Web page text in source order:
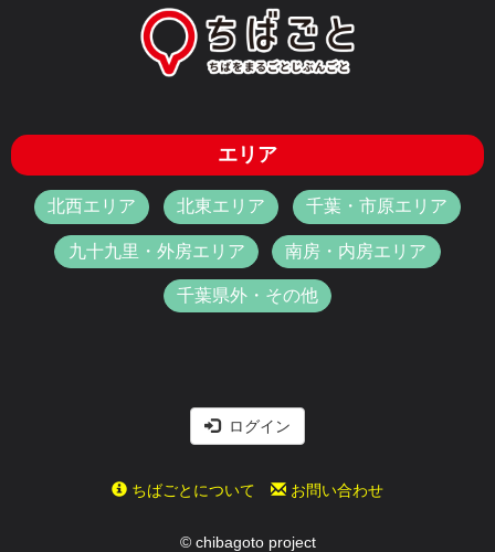
エリア
北西エリア 北東エリア 千葉・市原エリア
九十九里・外房エリア 南房・内房エリア
千葉県外・その他
ログイン
ちばごとについて お問い合わせ
© chibagoto project